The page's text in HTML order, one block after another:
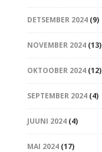
DETSEMBER 2024(9)
NOVEMBER 2024(13)
OKTOOBER 2024(12)
SEPTEMBER 2024(4)
JUUNI 2024(4)
MAI 2024(17)